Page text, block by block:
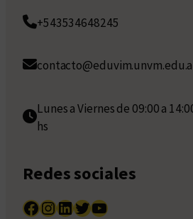
+543534648245
Lunes a Viernes de 09:00 a
hs
Redes sociales
Facebook InstagramLinkedIn Twitter YouTube